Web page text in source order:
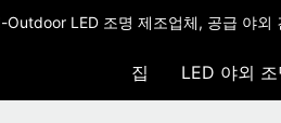
Outdoor LED 조명 제조업체, 공급 야외
집 LED 야외 조